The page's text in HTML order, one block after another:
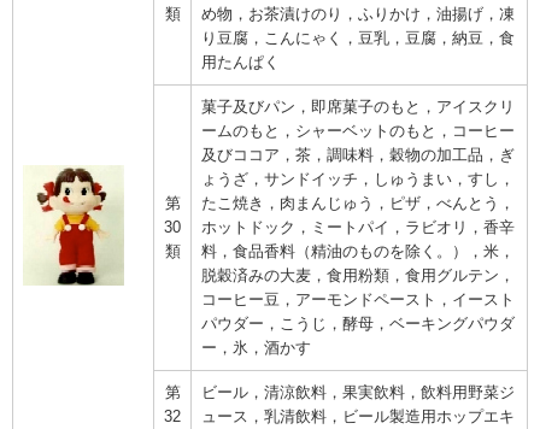
類
め物，お茶漬けのり，ふりかけ，油揚げ，凍
り豆腐，こんにゃく，豆乳，豆腐，納豆，食
用たんぱく
第
30
類
菓子及びパン，即席菓子のもと，アイスクリ
ームのもと，シャーベットのもと，コーヒー
及びココア，茶，調味料，穀物の加工品，ぎ
ょうざ，サンドイッチ，しゅうまい，すし，
たこ焼き，肉まんじゅう，ピザ，べんとう，
ホットドック，ミートパイ，ラビオリ，香辛
料，食品香料（精油のものを除く。），米，
脱穀済みの大麦，食用粉類，食用グルテン，
コーヒー豆，アーモンドペースト，イースト
パウダー，こうじ，酵母，ベーキングパウダ
ー，氷，酒かす
第
32
ビール，清涼飲料，果実飲料，飲料用野菜ジ
ュース，乳清飲料，ビール製造用ホップエキ